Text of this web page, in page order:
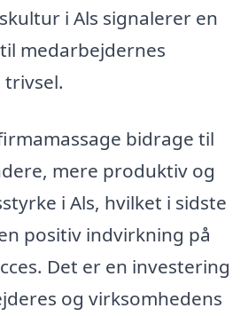
i Als signalerer en
medarbejdernes
bidrage til
mere produktiv og
i Als, hvilket i sidste
positiv indvirkning på
Det er en investering
og virksomhedens